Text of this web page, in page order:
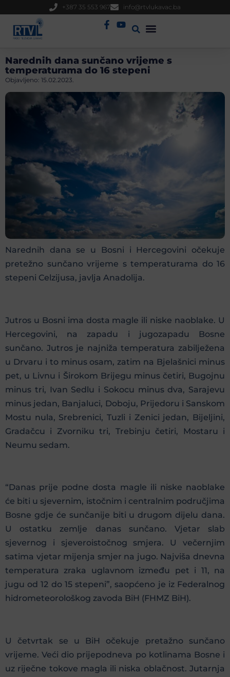
+387 35 553 967 info@rtvlukavac.ba
Narednih dana sunčano vrijeme s
temperaturama do 16 stepeni
Objavljeno: 15.02.2023.
Narednih dana se u Bosni i Hercegovini očekuje
pretežno sunčano vrijeme s temperaturama do 16
stepeni Celzijusa, javlja Anadolija.
Jutros u Bosni ima dosta magle ili niske naoblake. U
Hercegovini, na zapadu i jugozapadu Bosne
sunčano. Jutros je najniža temperatura zabilježena
u Drvaru i to minus osam, zatim na Bjelašnici minus
pet, u Livnu i Širokom Brijegu minus četiri, Bugojnu
minus tri, Ivan Sedlu i Sokocu minus dva, Sarajevu
minus jedan, Banjaluci, Doboju, Prijedoru i Sanskom
Mostu nula, Srebrenici, Tuzli i Zenici jedan, Bijeljini,
Gradačcu i Zvorniku tri, Trebinju četiri, Mostaru i
Neumu sedam.
“Danas prije podne dosta magle ili niske naoblake
će biti u sjevernim, istočnim i centralnim područjima
Bosne gdje će sunčanije biti u drugom dijelu dana.
U ostatku zemlje danas sunčano. Vjetar slab
sjevernog i sjeveroistočnog smjera. U večernjim
satima vjetar mijenja smjer na jugo. Najviša dnevna
temperatura zraka uglavnom između pet i 11, na
jugu od 12 do 15 stepeni”, saopćeno je iz Federalnog
hidrometeorološkog zavoda BiH (FHMZ BiH).
U četvrtak se u BiH očekuje pretažno sunčano
vrijeme. Veći dio prijepodneva po kotlinama Bosne i
uz riječne tokove magla ili niska oblačnost. Jutarnja